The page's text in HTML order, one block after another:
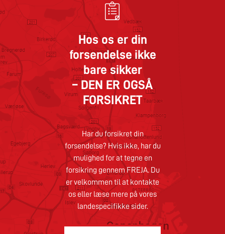
Hos os er din
forsendelse ikke
bare sikker
– DEN ER OGSÅ
FORSIKRET
Har du forsikret din
forsendelse? Hvis ikke, har du
mulighed for at tegne en
forsikring gennem FREJA. Du
er velkommen til at kontakte
os eller læse mere på vores
landespecifikke sider.